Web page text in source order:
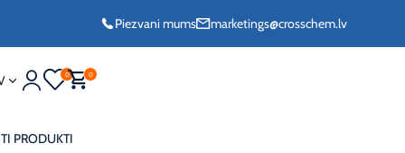
Piezvani mums marketings@crosschem.lv
0 0
PRODUKTI